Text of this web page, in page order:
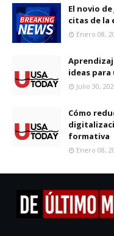
El novio
citas de la
Enero 08,
ideas
Julio 30,
Cómo
formativa
Enero 08,